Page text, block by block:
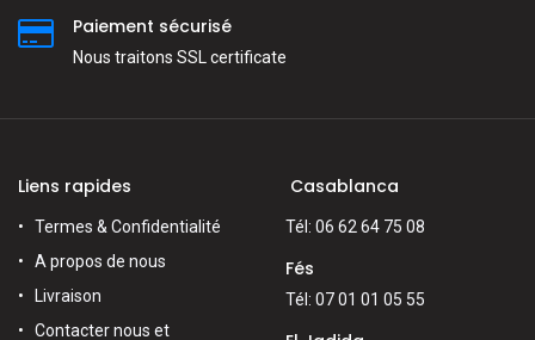
Paiement sécurisé
Nous traitons SSL сertificate
Liens rapides
Termes & Confidentialité
A propos de nous
Livraison
Contacter nous et
Casablanca
Tél: 06 62 64 75 08
Fés
Tél: 07 01 01 05 55